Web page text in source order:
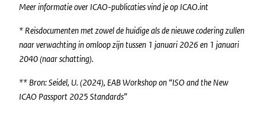
Meer informatie over ICAO-publicaties vind je op ICAO.int
* Reisdocumenten met zowel de huidige als de nieuwe codering zullen
naar verwachting in omloop zijn tussen 1 januari 2026 en 1 januari
2040 (naar schatting).
** Bron: Seidel, U. (2024), EAB Workshop on “ISO and the New
ICAO Passport 2025 Standards”